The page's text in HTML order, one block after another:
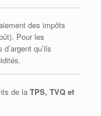
des impôts
Pour les
qu’ils
de la TPS, TVQ et